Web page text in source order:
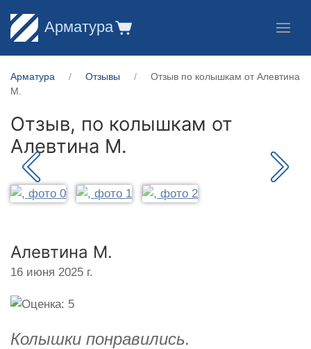
Арматура
Арматура Отзывы
Отзыв по колышкам от Алевтина
М.
Отзыв, по колышкам от
Алевтина М.
Алевтина М.
16 июня 2025 г.
Колышки понравились.